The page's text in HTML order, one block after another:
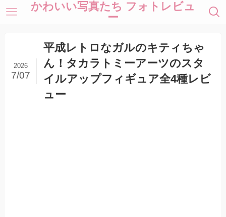
かわいい写真たち フォトレビュ
ー
平成レトロなガルのキティちゃ
ん！タカラトミーアーツのスタ
イルアップフィギュア全4種レビ
ュー
2026
7/07